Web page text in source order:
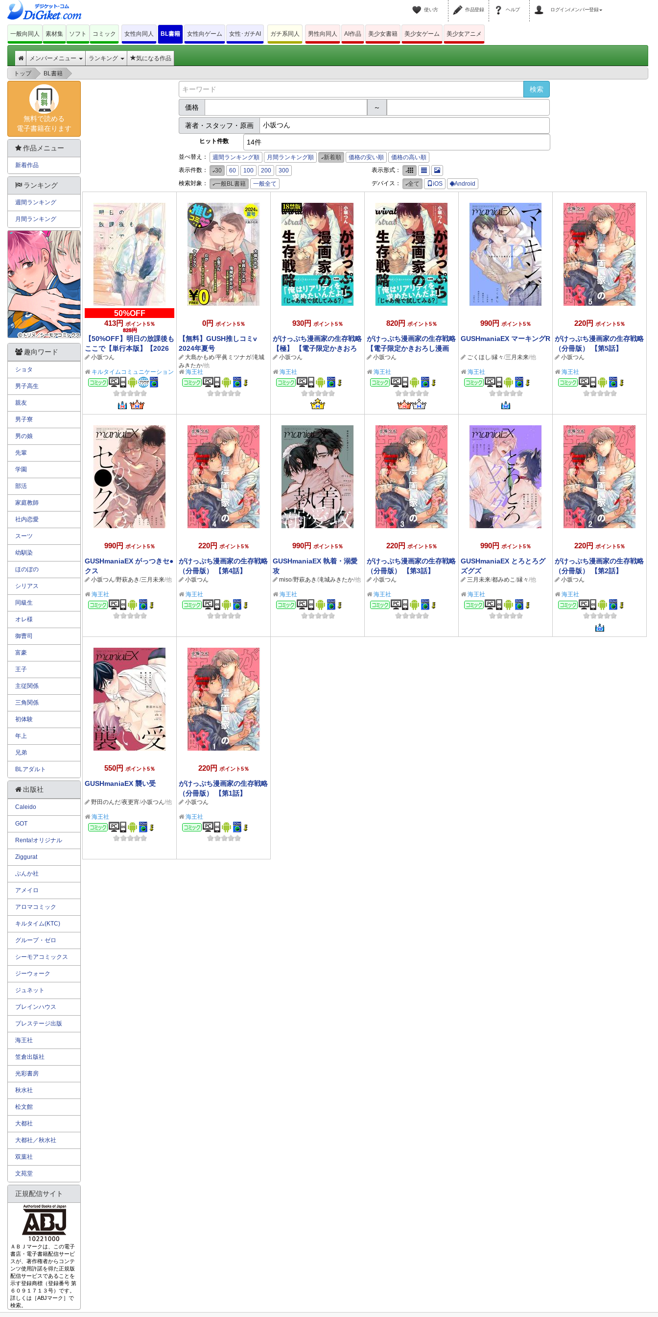
使い方 作品登録 ヘルプ ログイン/メンバー登録
一般向同人 素材集 ソフト コミック 女性向同人 BL書籍 女性向ゲーム 女性･ガチAI ガチ系同人 男性向同人 AI作品 美少女書籍 美少女ゲーム 美少女アニメ
メンバーメニュー ランキング 気になる作品
トップ > BL書籍 >
価格 ～
著者・スタッフ・原画
ヒット件数 14件
並べ替え： 週間ランキング順 月間ランキング順 新着順 価格の安い順
価格の高い順
表示件数：
30 60 100 200 300
表示形式：
検索対象：
一般BL書籍 一般全て デバイス： 全て iOS Android
50%OFF
413円 ポイント5％
825円
【50%OFF】明日の放課後も
ここで【単行本版】【2026
サマーCP 8/31まで】
小坂つん
キルタイムコミュニケーション
BL/TL
コミック
0円 ポイント5％
【無料】GUSH推しコミv
2024年夏号
大島かもめ/平眞ミツナガ/滝城
みきたか/他
海王社
コミック
930円 ポイント5％
がけっぷち漫画家の生存戦略
【極】 【電子限定かきおろ
し漫画付】
小坂つん
海王社
コミック
820円 ポイント5％
がけっぷち漫画家の生存戦略
【電子限定かきおろし漫画
付】小坂つん
海王社
コミック
990円 ポイント5％
GUSHmaniaEX マーキングR
ごくほし/縁々/三月未来/他
海王社
コミック
220円 ポイント5％
がけっぷち漫画家の生存戦略
（分冊版） 【第5話】
小坂つん
海王社
コミック
990円 ポイント5％
GUSHmaniaEX がっつきセ●
クス
小坂つん/野萩あき/三月未来/他
海王社
コミック
220円 ポイント5％
がけっぷち漫画家の生存戦略
（分冊版） 【第4話】
小坂つん
海王社
コミック
990円 ポイント5％
GUSHmaniaEX 執着・溺愛
攻
miso/野萩あき/滝城みきたか/他
海王社
コミック
220円 ポイント5％
がけっぷち漫画家の生存戦略
（分冊版） 【第3話】
小坂つん
海王社
コミック
990円 ポイント5％
GUSHmaniaEX とろとろグ
ズグズ
三月未来/都みめこ/縁々/他
海王社
コミック
220円 ポイント5％
がけっぷち漫画家の生存戦略
（分冊版） 【第2話】
小坂つん
海王社
コミック
550円 ポイント5％
GUSHmaniaEX 襲い受
野田のんだ/夜更宵/小坂つん/他
海王社
コミック
220円 ポイント5％
がけっぷち漫画家の生存戦略
（分冊版） 【第1話】
小坂つん
海王社
コミック
無料で読める
電子書籍在ります
作品メニュー
新着作品
ランキング
週間ランキング
月間ランキング
趣向ワード
ショタ
男子高生
親友
男子寮
男の娘
先輩
学園
部活
家庭教師
社内恋愛
スーツ
幼馴染
ほのぼの
シリアス
同級生
オレ様
御曹司
富豪
王子
主従関係
三角関係
初体験
年上
兄弟
BLアダルト
出版社
Caleido
GOT
Renta!オリジナル
Ziggurat
ぶんか社
アメイロ
アロマコミック
キルタイム(KTC)
グループ・ゼロ
シーモアコミックス
ジーウォーク
ジュネット
ブレインハウス
プレステージ出版
海王社
笠倉出版社
光彩書房
秋水社
松文館
大都社
大都社／秋水社
双葉社
文苑堂
正規配信サイト
ＡＢＪマークは、この電子
書店・電子書籍配信サービ
スが、著作権者からコンテ
ンツ使用許諾を得た正規版
配信サービスであることを
示す登録商標（登録番号 第
６０９１７１３号）です。
詳しくは［ABJマーク］で
検索。